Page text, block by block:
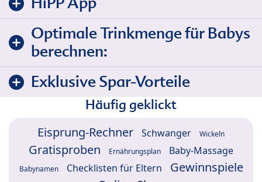
Optimale Trinkmenge für Babys
berechnen:
Exklusive Spar-Vorteile
Häufig geklickt
Eisprung-Rechner Schwanger Wickeln
Gratisproben Ernährungsplan Baby-Massage
Babynamen Checklisten für Eltern
Gewinnspiele